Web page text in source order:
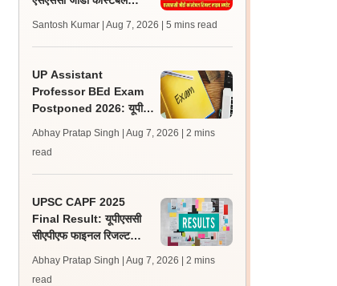
लेटेस्ट अपडेट, स्कोरकार्ड लिंक
Santosh Kumar | Aug 7, 2026 | 5 mins read
UP Assistant
Professor BEd Exam
Postponed 2026: यूपी
स्थगित, नई तिथि बाद में
Abhay Pratap Singh | Aug 7, 2026
| 2 mins
read
UPSC CAPF 2025
Final Result: यूपीएससी
सीएपीएफ फाइनल रिजल्ट
350 अभ्यर्थी चयनित
Abhay Pratap Singh | Aug 7, 2026
| 2 mins
read